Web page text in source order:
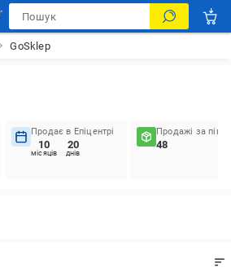
GoSklep
Продає в Епіцентрі
10
місяців
20
днів
Продажі за пів
48